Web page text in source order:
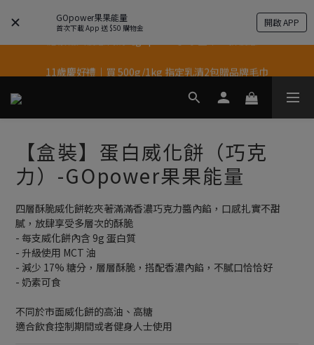
GOpower果果能量
首次下載 App 送 $50 購物金 開啟 APP
結帳輸入優惠代碼【gopower】享全單95折優惠！
11歲慶好禮｜買 500g/1kg 指定乳清2包贈品牌毛巾
果果11歲慶｜App 下單享 5% 購物金回饋
【盒裝】蛋白威化餅（巧克
力）-GOpower果果能量
四層酥脆威化餅乾夾著滿滿香濃巧克力醬內餡，口感扎實不甜
膩，放肆享受多層次的酥脆
- 每支威化餅內含 9g 蛋白質
- 升級使用 MCT 油
- 減少 17% 糖分，層層酥脆，搭配香濃內餡，不膩口恰恰好
- 奶素可食
不同於市面威化餅的高油、高糖
適合飲食控制期間或者健身人士使用